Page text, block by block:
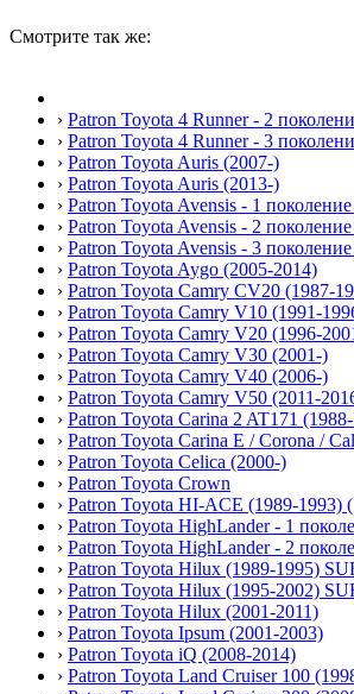
Смотрите так же:
› Patron Toyota 4 Runner - 2
› Patron Toyota 4 Runner - 3
› Patron Toyota Auris (2007-)
› Patron Toyota Auris (2013-)
› Patron Toyota Avensis - 1
› Patron Toyota Avensis - 2
› Patron Toyota Avensis - 3
› Patron Toyota Aygo (2005-2014)
› Patron Toyota Camry CV20 (1987-
› Patron Toyota Camry V10 (1991-
› Patron Toyota Camry V20 (1996-
› Patron Toyota Camry V30 (2001-)
› Patron Toyota Camry V40 (2006-)
› Patron Toyota Camry V50 (2011-
› Patron Toyota Carina 2 AT171
› Patron Toyota Carina E / Corona /
› Patron Toyota Celica (2000-)
› Patron Toyota Crown
› Patron Toyota HI-ACE (1989-1993)
› Patron Toyota HighLander - 1
› Patron Toyota HighLander - 2
› Patron Toyota Hilux (1989-1995)
› Patron Toyota Hilux (1995-2002)
› Patron Toyota Hilux (2001-2011)
› Patron Toyota Ipsum (2001-2003)
› Patron Toyota iQ (2008-2014)
› Patron Toyota Land Cruiser 100